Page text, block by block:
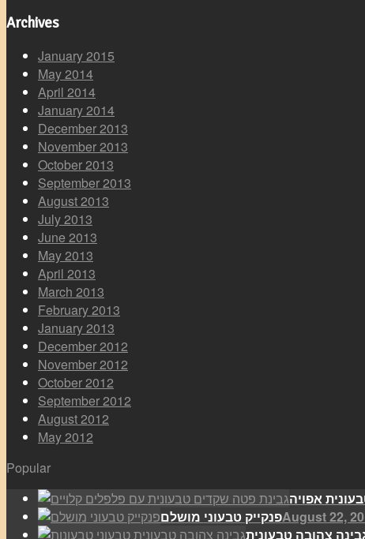
Archives
January 2015
May 2014
April 2014
January 2014
December 2013
November 2013
October 2013
September 2013
August 2013
July 2013
June 2013
May 2013
April 2013
March 2013
February 2013
January 2013
December 2012
November 2012
October 2012
September 2012
August 2012
May 2012
Popular
פנקייק טבעוני מושלםAugust 22,
צהובה טבעונית